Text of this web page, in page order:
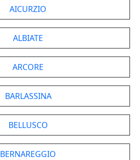
AICURZIO
ALBIATE
ARCORE
BARLASSINA
BELLUSCO
BERNAREGGIO